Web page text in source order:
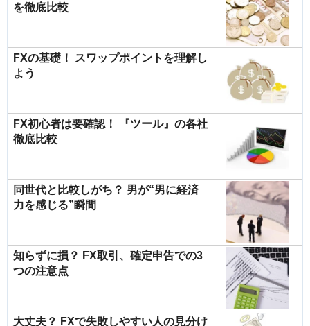
を徹底比較
FXの基礎！ スワップポイントを理解し
よう
FX初心者は要確認！ 『ツール』の各社
徹底比較
同世代と比較しがち？ 男が“男に経済
力を感じる”瞬間
知らずに損？ FX取引、確定申告での3
つの注意点
大丈夫？ FXで失敗しやすい人の見分け